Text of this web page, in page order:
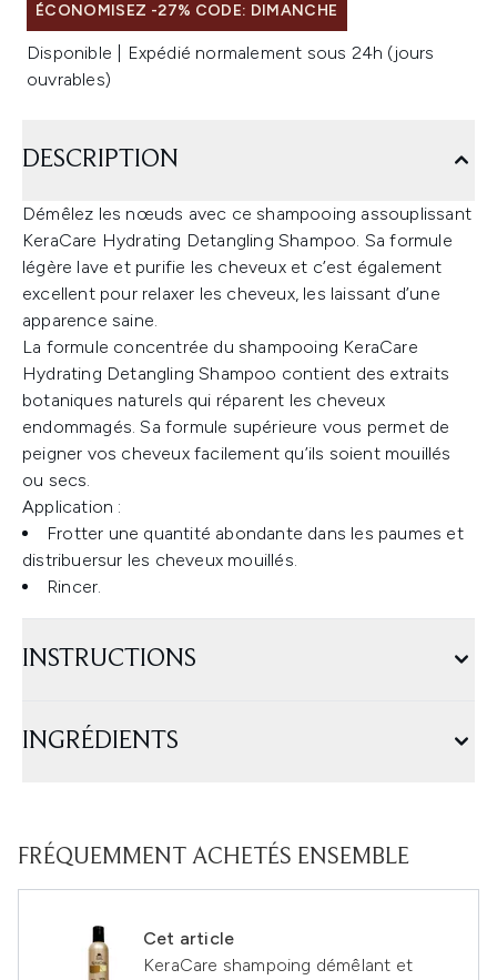
ÉCONOMISEZ -27% CODE: DIMANCHE
Disponible | Expédié normalement sous 24h (jours
ouvrables)
DESCRIPTION
Démêlez les nœuds avec ce shampooing assouplissant
KeraCare Hydrating Detangling Shampoo. Sa formule
légère lave et purifie les cheveux et c’est également
excellent pour relaxer les cheveux, les laissant d’une
apparence saine.
La formule concentrée du shampooing KeraCare
Hydrating Detangling Shampoo contient des extraits
botaniques naturels qui réparent les cheveux
endommagés. Sa formule supérieure vous permet de
peigner vos cheveux facilement qu’ils soient mouillés
ou secs.
Application :
Frotter une quantité abondante dans les paumes et
distribuersur les cheveux mouillés.
Rincer.
INSTRUCTIONS
INGRÉDIENTS
FRÉQUEMMENT ACHETÉS ENSEMBLE
Cet article
KeraCare shampoing démêlant et